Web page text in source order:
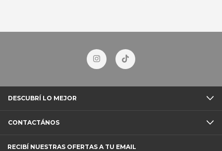
DESCUBRÍ LO MEJOR
CONTACTÁNOS
RECIBÍ NUESTRAS OFERTAS A TU EMAIL